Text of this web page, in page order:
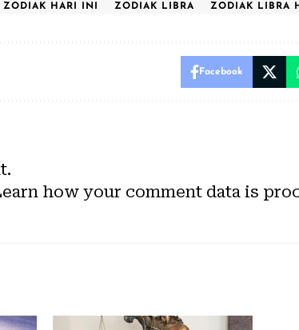
ZODIAK HARI INI ZODIAK LIBRA ZODIAK LIBRA
Facebook
how your comment data is